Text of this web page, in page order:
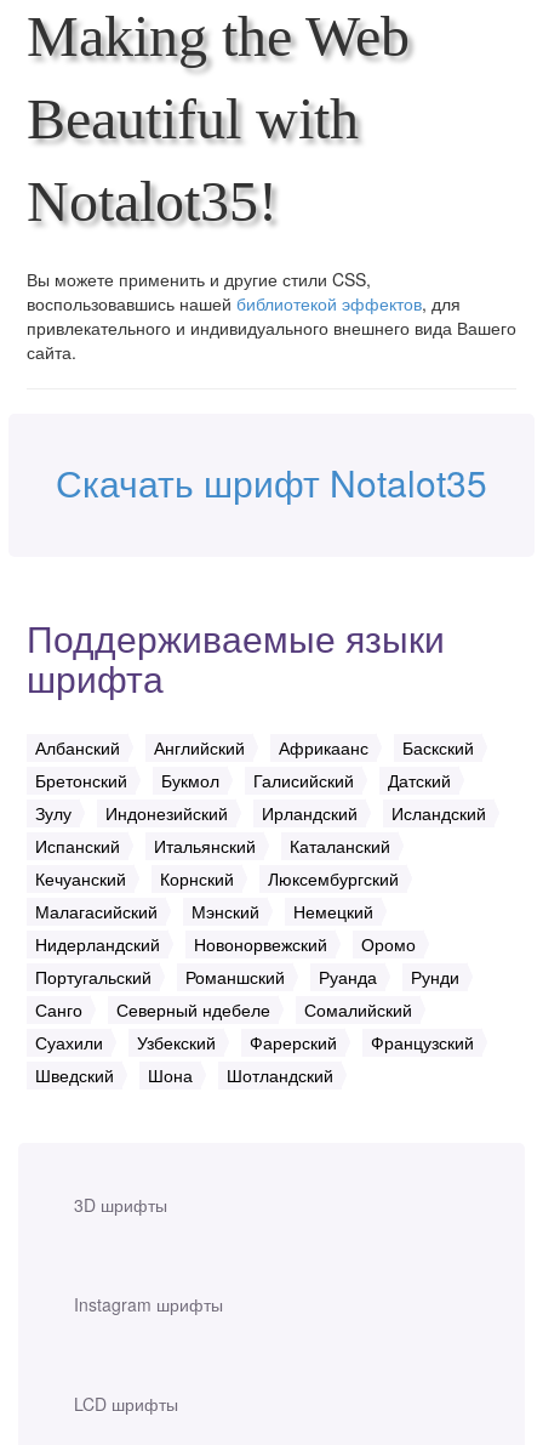
3D шрифты
Instagram шрифты
LCD шрифты
Making the Web
Beautiful with
Notalot35!
Вы можете применить и другие стили CSS,
воспользовавшись нашей библиотекой эффектов, для
привлекательного и индивидуального внешнего вида Вашего
сайта.
Скачать шрифт Notalot35
Поддерживаемые языки
шрифта
Албанский Английский Африкаанс
Баскский
Бретонский
Букмол Галисийский
Датский
Зулу
Индонезийский Ирландский
Исландский
Испанский
Итальянский
Каталанский
Кечуанский
Корнский
Люксембургский
Малагасийский
Мэнский
Немецкий
Нидерландский
Новонорвежский
Оромо
Португальский
Романшский Руанда
Рунди
Санго
Северный ндебеле
Сомалийский
Суахили
Узбекский Фарерский
Французский
Шведский
Шона Шотландский